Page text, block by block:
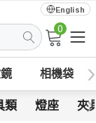
English
0
相機袋
類 燈座 夾